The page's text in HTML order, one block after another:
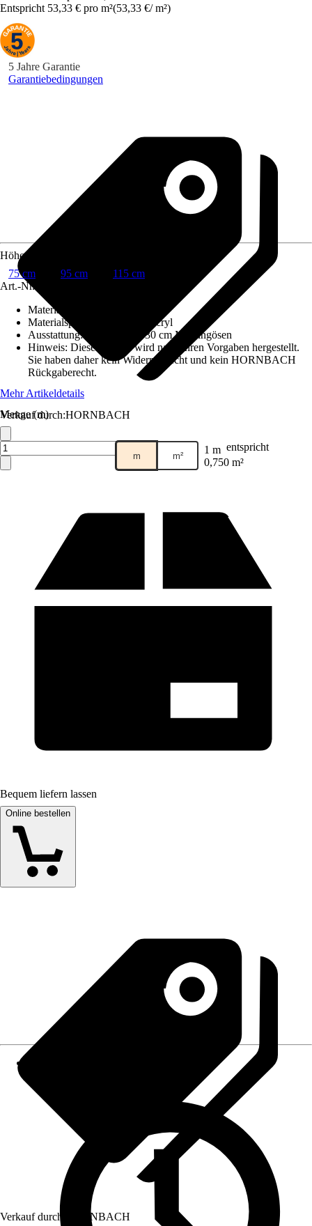
Entspricht 53,33 € pro m²(53,33 €/ m²)
5 Jahre Garantie
Garantiebedingungen
Verkauf durch:HORNBACH
Höhe
75 cm
95 cm
115 cm
Art.-Nr.
Material
Materialspezifizierung
Polyacryl
Ausstattung:
Rundum alle 30 cm Messingösen
Hinweis: Dieser Artikel wird nach Ihren Vorgaben hergestellt.
Sie haben daher kein Widerrufsrecht und kein HORNBACH
Rückgaberecht.
Mehr Artikeldetails
Menge (m)
m m² 1 m entspricht
0,750 m²
Bequem liefern lassen
Online bestellen
Verkauf durch: HORNBACH